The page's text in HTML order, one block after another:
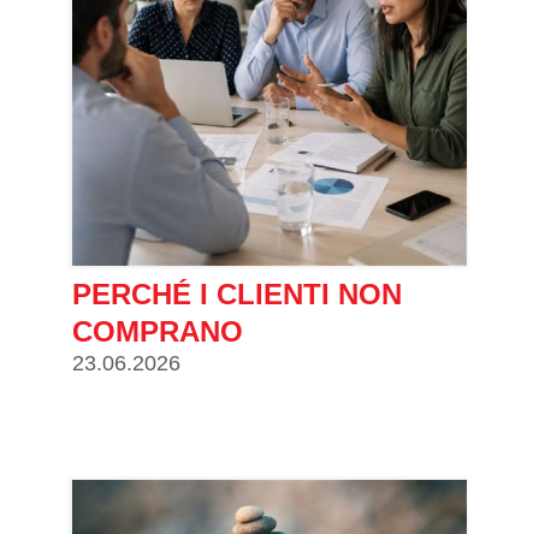
PERCHÉ I CLIENTI NON
COMPRANO
23.06.2026